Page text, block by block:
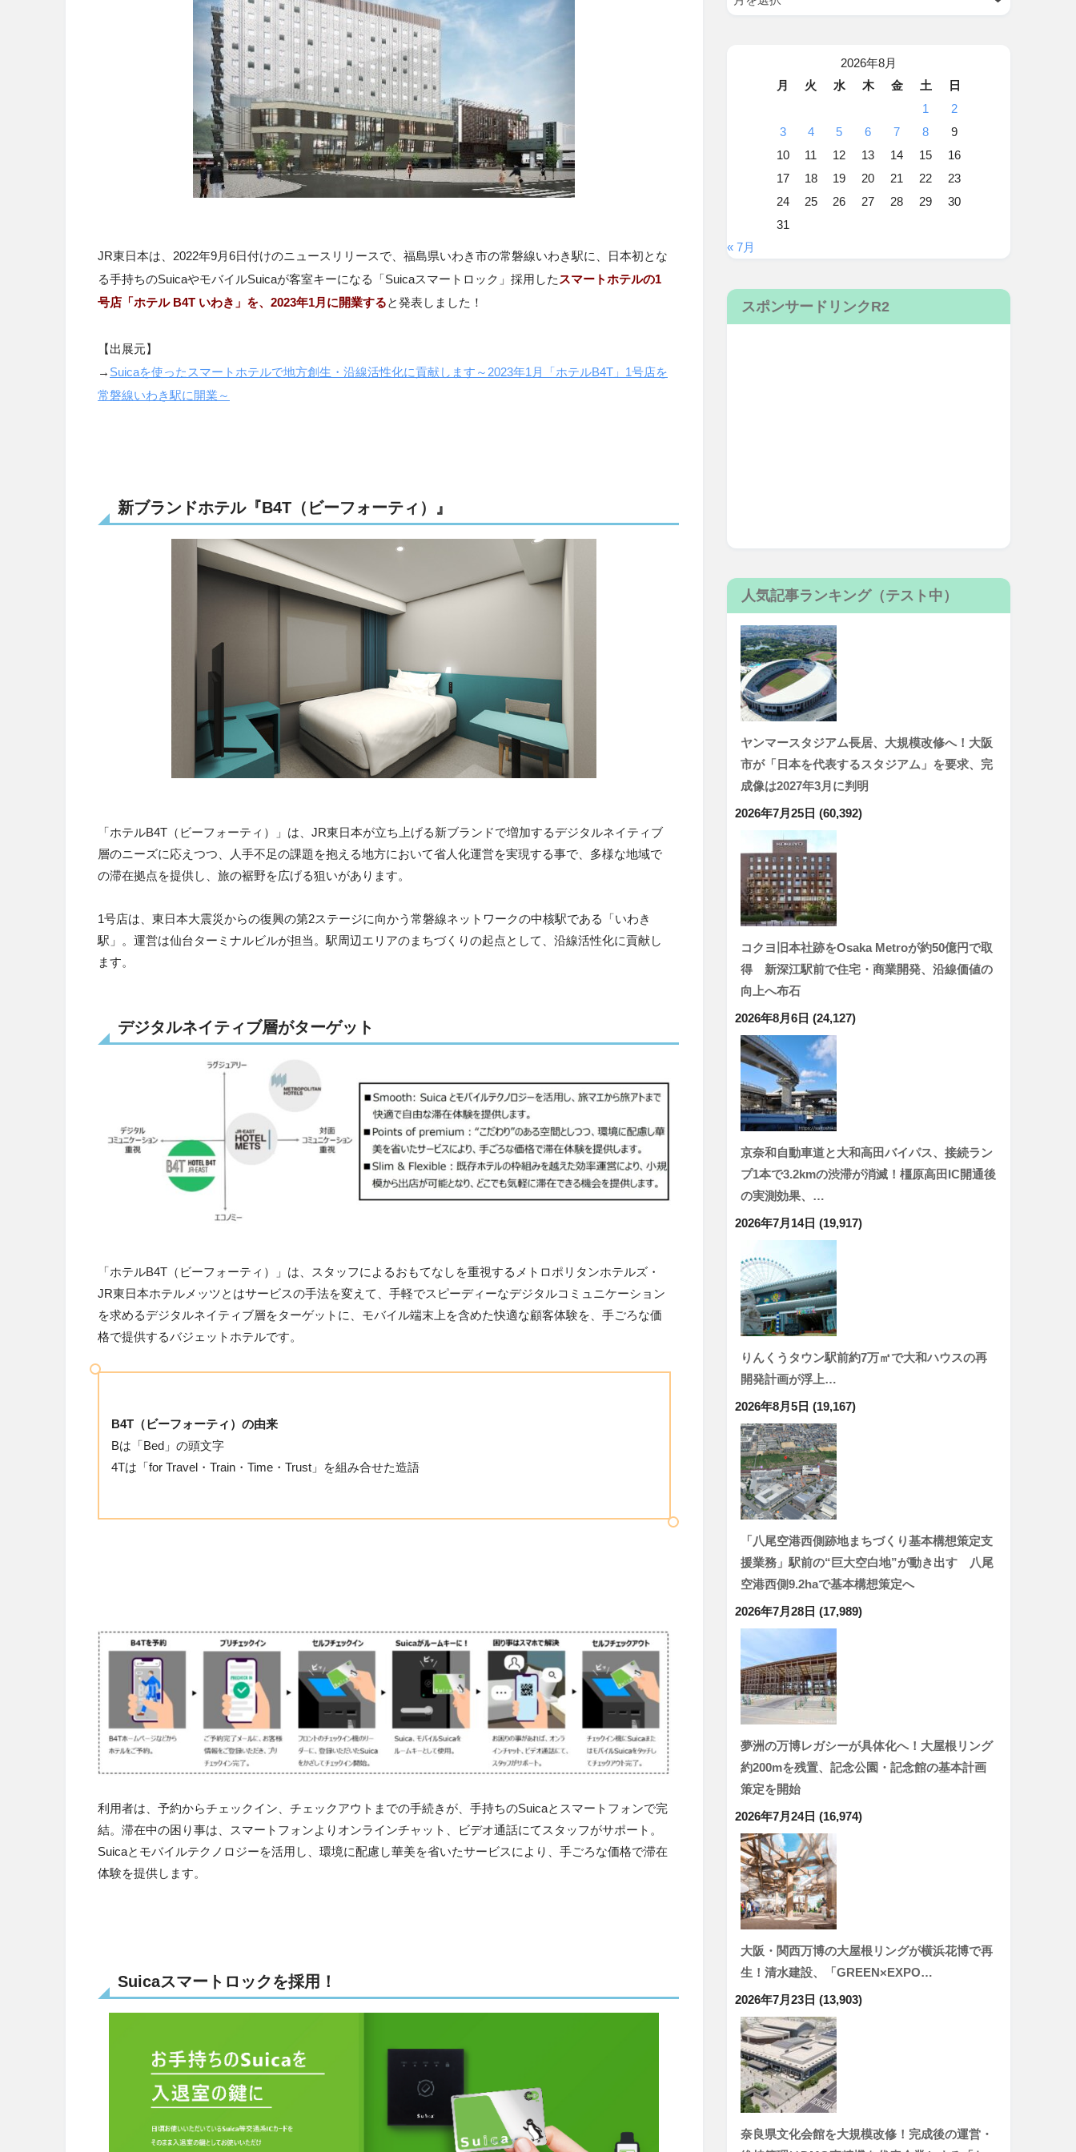
JR東日本は、2022年9月6日付けのニュースリリースで、福島県いわき市の常磐線いわき駅に、日本初とな
る手持ちのSuicaやモバイルSuicaが客室キーになる「Suicaスマートロック」採用した スマートホテルの1
号店「ホテル B4T いわき」を、2023年1月に開業すると発表しました！
【出展元】
→ Suicaを使ったスマートホテルで地方創生・沿線活性化に貢献します～2023年1月「ホテルB4T」1号店を
常磐線いわき駅に開業～
新ブランドホテル『B4T（ビーフォーティ）』
「ホテルB4T（ビーフォーティ）」は、JR東日本が立ち上げる新ブランドで増加するデジタルネイティブ
層のニーズに応えつつ、人手不足の課題を抱える地方において省人化運営を実現する事で、多様な地域で
の滞在拠点を提供し、旅の裾野を広げる狙いがあります。
1号店は、東日本大震災からの復興の第2ステージに向かう常磐線ネットワークの中核駅である「いわき
駅」。運営は仙台ターミナルビルが担当。駅周辺エリアのまちづくりの起点として、沿線活性化に貢献し
ます。
デジタルネイティブ層がターゲット
「ホテルB4T（ビーフォーティ）」は、スタッフによるおもてなしを重視するメトロポリタンホテルズ・
JR東日本ホテルメッツとはサービスの手法を変えて、手軽でスピーディーなデジタルコミュニケーション
を求めるデジタルネイティブ層をターゲットに、モバイル端末上を含めた快適な顧客体験を、手ごろな価
格で提供するバジェットホテルです。
B4T（ビーフォーティ）の由来
Bは「Bed」の頭文字
4Tは「for Travel・Train・Time・Trust」を組み合せた造語
利用者は、予約からチェックイン、チェックアウトまでの手続きが、手持ちのSuicaとスマートフォンで完
結。滞在中の困り事は、スマートフォンよりオンラインチャット、ビデオ通話にてスタッフがサポート。
Suicaとモバイルテクノロジーを活用し、環境に配慮し華美を省いたサービスにより、手ごろな価格で滞在
体験を提供します。
Suicaスマートロックを採用！
2026年8月
月
火 水 木 金 土
日
1
2
3
4 5 6 7 8
9
10
11 12 13 14 15
16
17
18 19 20 21 22
23
24
25 26 27 28 29
30
31
« 7月
スポンサードリンクR2
人気記事ランキング（テスト中）
ヤンマースタジアム長居、大規模改修へ！大阪
市が「日本を代表するスタジアム」を要求、完
成像は2027年3月に判明
2026年7月25日 (60,392)
コクヨ旧本社跡をOsaka Metroが約50億円で取
得 新深江駅前で住宅・商業開発、沿線価値の
向上へ布石
2026年8月6日 (24,127)
京奈和自動車道と大和高田バイパス、接続ラン
プ1本で3.2kmの渋滞が消滅！橿原高田IC開通後
の実測効果、…
2026年7月14日 (19,917)
りんくうタウン駅前約7万㎡で大和ハウスの再
開発計画が浮上…
2026年8月5日 (19,167)
「八尾空港西側跡地まちづくり基本構想策定支
援業務」駅前の“巨大空白地”が動き出す 八尾
空港西側9.2haで基本構想策定へ
2026年7月28日 (17,989)
夢洲の万博レガシーが具体化へ！大屋根リング
約200mを残置、記念公園・記念館の基本計画
策定を開始
2026年7月24日 (16,974)
大阪・関西万博の大屋根リングが横浜花博で再
生！清水建設、「GREEN×EXPO…
2026年7月23日 (13,903)
奈良県文化会館を大規模改修！完成後の運営・